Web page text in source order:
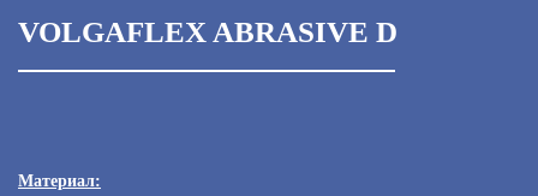
VOLGAFLEX ABRASIVE D
Материал: